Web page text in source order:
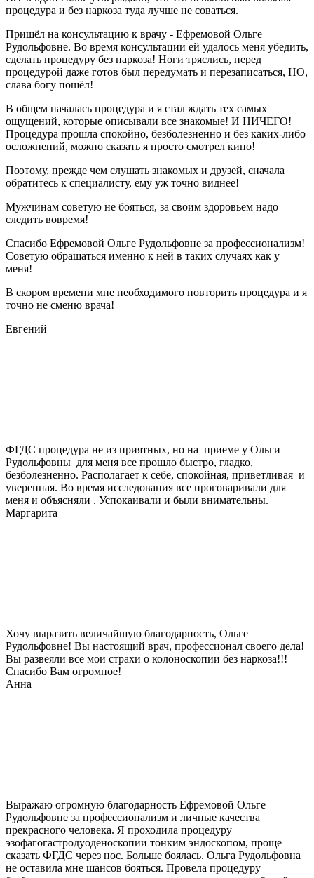
процедура и без наркоза туда лучше не соваться.
Пришёл на консультацию к врачу - Ефремовой Ольге
Рудольфовне. Во время консультации ей удалось меня убедить,
сделать процедуру без наркоза! Ноги тряслись, перед
процедурой даже готов был передумать и перезаписаться, НО,
слава богу пошёл!
В общем началась процедура и я стал ждать тех самых
ощущений, которые описывали все знакомые! И НИЧЕГО!
Процедура прошла спокойно, безболезненно и без каких-либо
осложнений, можно сказать я просто смотрел кино!
Поэтому, прежде чем слушать знакомых и друзей, сначала
обратитесь к специалисту, ему уж точно виднее!
Мужчинам советую не бояться, за своим здоровьем надо
следить вовремя!
Спасибо Ефремовой Ольге Рудольфовне за профессионализм!
Советую обращаться именно к ней в таких случаях как у
меня!
В скором времени мне необходимого повторить процедура и я
точно не сменю врача!
Евгений
ФГДС процедура не из приятных, но на приеме у Ольги
Рудольфовны для меня все прошло быстро, гладко,
безболезненно. Располагает к себе, спокойная, приветливая и
уверенная. Во время исследования все проговаривали для
меня и объясняли . Успокаивали и были внимательны.
Маргарита
Хочу выразить величайшую благодарность, Ольге
Рудольфовне! Вы настоящий врач, профессионал своего дела!
Вы развеяли все мои страхи о колоноскопии без наркоза!!!
Спасибо Вам огромное!
Анна
Выражаю огромную благодарность Ефремовой Ольге
Рудольфовне за профессионализм и личные качества
прекрасного человека. Я проходила процедуру
эзофагогастродуоденоскопии тонким эндоскопом, проще
сказать ФГДС через нос. Больше боялась. Ольга Рудольфовна
не оставила мне шансов бояться. Провела процедуру